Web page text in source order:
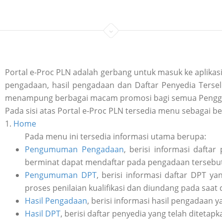
Portal e-Proc PLN adalah gerbang untuk masuk ke
pengadaan, hasil pengadaan dan Daftar Penyedia
menampung berbagai macam promosi bagi semua
Pada sisi atas Portal e-Proc PLN tersedia menu sebagai
1. Home
Pada menu ini tersedia informasi utama berupa:
Pengumuman Pengadaan, berisi informasi daftar
berminat dapat mendaftar pada pengadaan
Pengumuman DPT, berisi informasi daftar DPT
proses penilaian kualifikasi dan diundang pada
Hasil Pengadaan, berisi informasi hasil pengadaan
Hasil DPT, berisi daftar penyedia yang telah